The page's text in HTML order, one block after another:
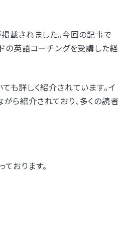
載されました。今回の記事で
の英語コーチングを受講した経
も詳しく紹介されています。イ
ら紹介されており、多くの読者
おります。